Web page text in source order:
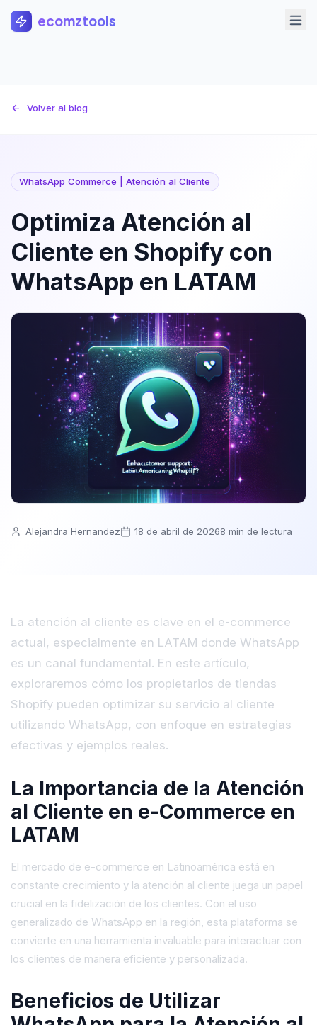
Saltar al contenido principal
ecomztools
Volver al blog
WhatsApp Commerce | Atención al Cliente
Optimiza Atención al
Cliente en Shopify con
WhatsApp en LATAM
Alejandra Hernandez 18 de abril de 20268 min de lectura
La atención al cliente es clave en el e-commerce
actual, especialmente en LATAM donde WhatsApp
es un canal fundamental. En este artículo,
exploraremos cómo los propietarios de tiendas
Shopify pueden optimizar su servicio al cliente
utilizando WhatsApp, con enfoque en estrategias
efectivas y ejemplos reales.
La Importancia de la Atención
al Cliente en e-Commerce en
LATAM
El mercado de e-commerce en Latinoamérica está en
constante crecimiento y la atención al cliente juega un papel
crucial en la fidelización de los clientes. Con el uso
generalizado de WhatsApp en la región, esta plataforma se
convierte en una herramienta invaluable para interactuar con
los clientes de manera eficiente y personalizada.
Beneficios de Utilizar